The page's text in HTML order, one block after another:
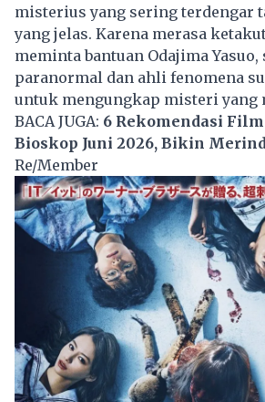
misterius yang sering terdengar
yang jelas. Karena merasa
meminta bantuan Odajima
paranormal dan ahli fenomena
untuk mengungkap misteri yang
BACA JUGA: 6 Rekomendasi
Bioskop Juni 2026, Bikin
Re/Member